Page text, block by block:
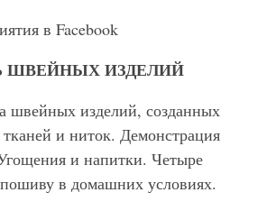
в Facebook
ШВЕЙНЫХ ИЗДЕЛИЙ
швейных изделий, созданных
и ниток. Демонстрация
и напитки. Четыре
в домашних условиях.